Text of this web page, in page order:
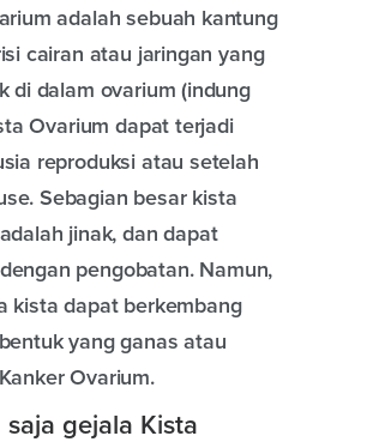
adalah sebuah kantung
cairan atau jaringan yang
di dalam ovarium (indung
Ovarium dapat terjadi
reproduksi atau setelah
Sebagian besar kista
jinak, dan dapat
pengobatan. Namun,
kista dapat berkembang
yang ganas atau
Ovarium.
saja gejala Kista